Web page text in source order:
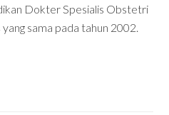
Dokter Spesialis Obstetri
sama pada tahun 2002.